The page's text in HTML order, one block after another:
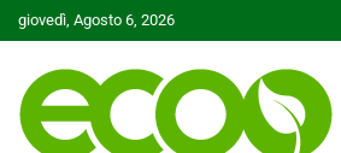
Skip
to
giovedì, Agosto 6, 2026